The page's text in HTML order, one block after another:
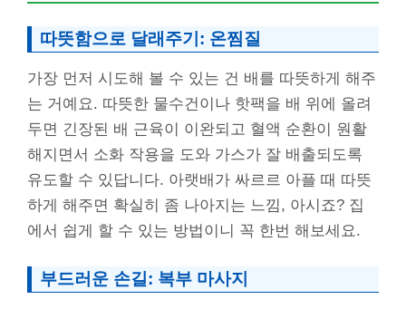
따뜻함으로 달래주기: 온찜질
가장 먼저 시도해 볼 수 있는 건 배를 따뜻하게 해주
는 거예요. 따뜻한 물수건이나 핫팩을 배 위에 올려
두면 긴장된 배 근육이 이완되고 혈액 순환이 원활
해지면서 소화 작용을 도와 가스가 잘 배출되도록
유도할 수 있답니다. 아랫배가 싸르르 아플 때 따뜻
하게 해주면 확실히 좀 나아지는 느낌, 아시죠? 집
에서 쉽게 할 수 있는 방법이니 꼭 한번 해보세요.
부드러운 손길: 복부 마사지